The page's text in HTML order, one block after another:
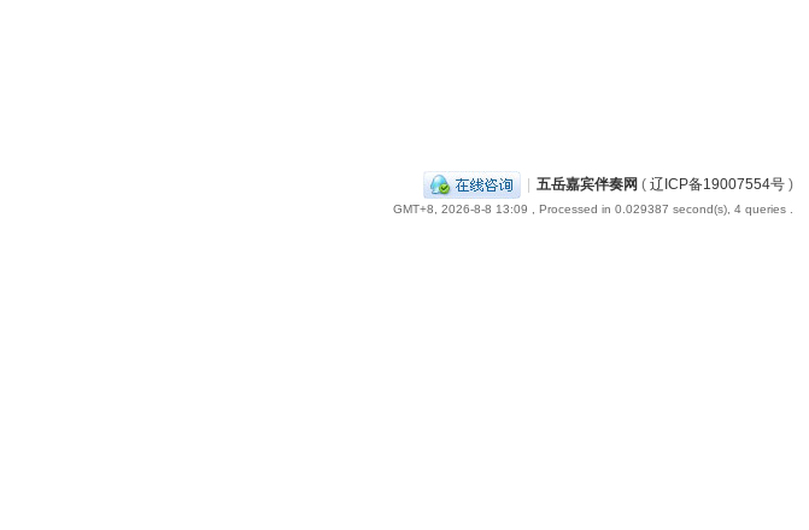
| 五岳嘉宾伴奏网 ( 辽ICP备19007554号)
GMT+8, 2026-8-8 13:09 , Processed in 0.029387 second(s), 4 queries .